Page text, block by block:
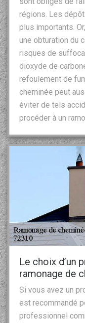
régions. Les
plus importants.
une obturation du
risques de
dioxyde de
refoulement de
cheminée peut
éviter de tels
procéder à un
Le choix d’un
ramonage de
Si vous avez un
est recommandé
professionnel